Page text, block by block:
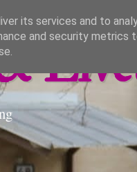
its services and to
and security metrics